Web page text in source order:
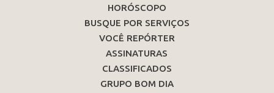
HORÓSCOPO
BUSQUE POR SERVIÇOS
VOCÊ REPÓRTER
ASSINATURAS
CLASSIFICADOS
GRUPO BOM DIA